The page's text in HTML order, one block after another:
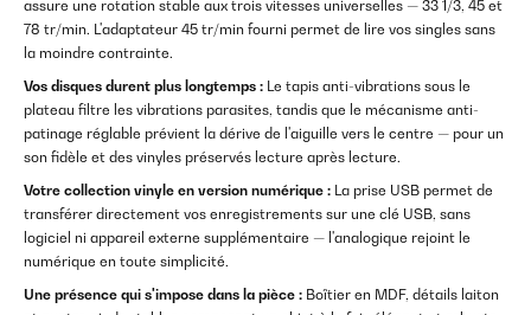
assure une rotation stable aux trois vitesses universelles — 33 1/3, 45 et
78 tr/min. L'adaptateur 45 tr/min fourni permet de lire vos singles sans
la moindre contrainte.
Vos disques durent plus longtemps : Le tapis anti-vibrations sous le
plateau filtre les vibrations parasites, tandis que le mécanisme anti-
patinage réglable prévient la dérive de l'aiguille vers le centre — pour un
son fidèle et des vinyles préservés lecture après lecture.
Votre collection vinyle en version numérique : La prise USB permet de
transférer directement vos enregistrements sur une clé USB, sans
logiciel ni appareil externe supplémentaire — l'analogique rejoint le
numérique en toute simplicité.
Une présence qui s'impose dans la pièce : Boîtier en MDF, détails laiton